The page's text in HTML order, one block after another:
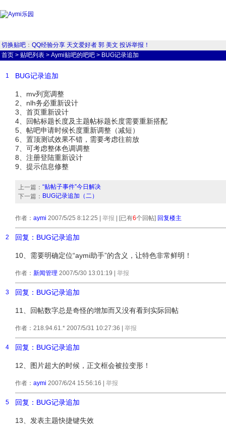
切换贴吧 ： QQ经验分享 天文爱好者 郭 美文 投诉举报！
首页 > 贴吧列表 > Aymi贴吧的吧吧 > BUG记录追加
1 BUG记录追加
1、mv列宽调整
2、nlh务必重新设计
3、首页重新设计
4、回帖标题长度及主题帖标题长度需要重新搭配
5、帖吧申请时候长度重新调整（减短）
6、置顶测试效果不错，需要考虑往前放
7、可考虑整体色调调整
8、注册登陆重新设计
9、提示信息修整
上一篇： “贴帖子事件”今日解决
下一篇： BUG记录追加（二）
作者： aymi 2007/5/25 8:12:25 举报 | [已有6个回帖] 回复楼主
2 回复：BUG记录追加
10、需要明确定位“aymi助手”的含义，让特色非常鲜明！
作者： 新闻管理 2007/5/30 13:01:19 举报
3 回复：BUG记录追加
11、回帖数字总是奇怪的增加而又没有看到实际回帖
作者：218.94.61.* 2007/5/31 10:27:36 举报
4 回复：BUG记录追加
12、图片超大的时候，正文框会被拉变形！
作者： aymi 2007/6/24 15:56:16 举报
5 回复：BUG记录追加
13、发表主题快捷键失效